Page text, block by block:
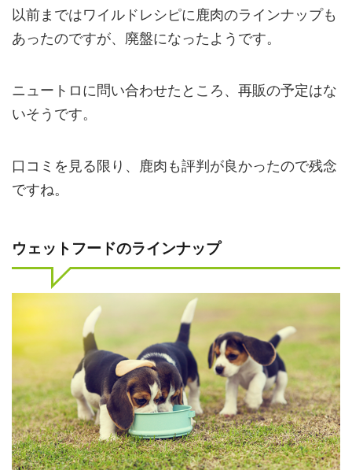
以前まではワイルドレシピに鹿肉のラインナップも
あったのですが、廃盤になったようです。
ニュートロに問い合わせたところ、再販の予定はな
いそうです。
口コミを見る限り、鹿肉も評判が良かったので残念
ですね。
ウェットフードのラインナップ